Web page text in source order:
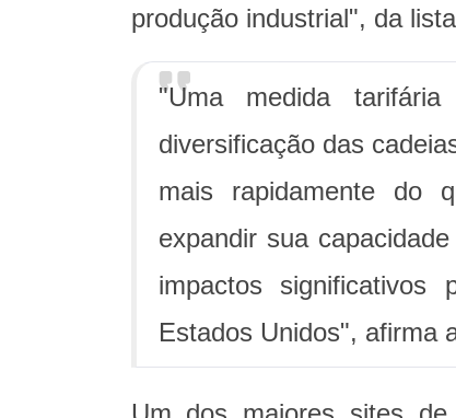
produção industrial", da
"Uma medida
diversificação das
mais rapidamente do
expandir sua
impactos
Estados Unidos", afirma